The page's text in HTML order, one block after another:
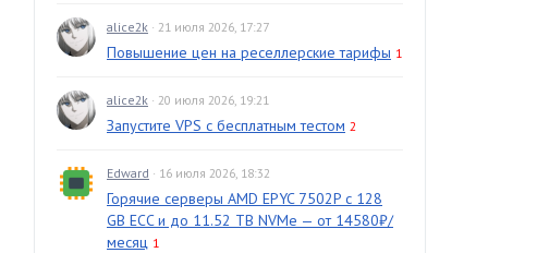
alice2k · 21 июля 2026, 17:27
Повышение цен на реселлерские тарифы 1
alice2k · 20 июля 2026, 19:21
Запустите VPS с бесплатным тестом 2
Edward · 16 июля 2026, 18:32
Горячие серверы AMD EPYC 7502P с 128
GB ECC и до 11.52 TB NVMe — от 14580₽/
месяц 1